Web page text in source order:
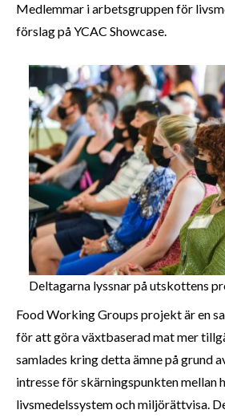
Medlemmar i arbetsgruppen för
förslag på YCAC Showcase.
Deltagarna lyssnar på utskottens
Food Working Groups projekt är en
för att göra växtbaserad mat mer
samlades kring detta ämne på grund
intresse för skärningspunkten mellan
livsmedelssystem och miljörättvisa.